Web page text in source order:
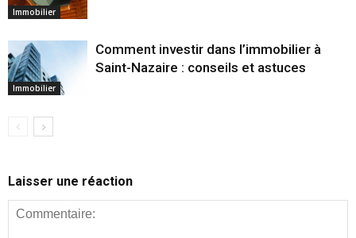
Immobilier
Immobilier
Comment investir dans l’immobilier à
Saint-Nazaire : conseils et astuces
Laisser une réaction